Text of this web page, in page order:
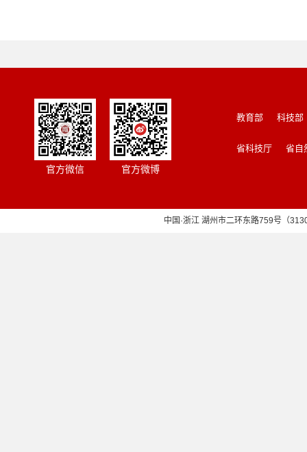
官方微信 官方微博
教育部 科技部
省科技厅 省自
中国·浙江 湖州市二环东路759号（